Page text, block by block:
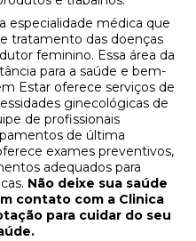
especialidade médica que
tratamento das doenças
feminino. Essa área da
para a saúde e bem-
Estar oferece serviços de
ginecológicas de
de profissionais
de última
exames preventivos,
adequados para
Não deixe sua saúde
contato com a Clinica
para cuidar do seu